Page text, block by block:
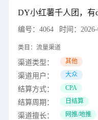
DY小红薯千人团，有
编号： 4064 时间：
类目： 流量渠道
渠道类型： 其他
渠道用户： 大众
结算方式： CPA
结算周期： 日结算
渠道擅长： 网推/地推